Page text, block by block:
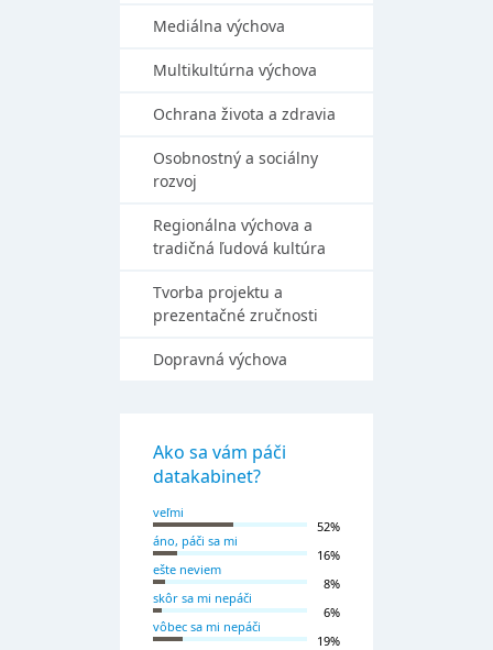
Mediálna výchova
Multikultúrna výchova
Ochrana života a zdravia
Osobnostný a sociálny
rozvoj
Regionálna výchova a
tradičná ľudová kultúra
Tvorba projektu a
prezentačné zručnosti
Dopravná výchova
Ako sa vám páči
datakabinet?
veľmi
52%
áno, páči sa mi
16%
ešte neviem
8%
skôr sa mi nepáči
6%
vôbec sa mi nepáči
19%